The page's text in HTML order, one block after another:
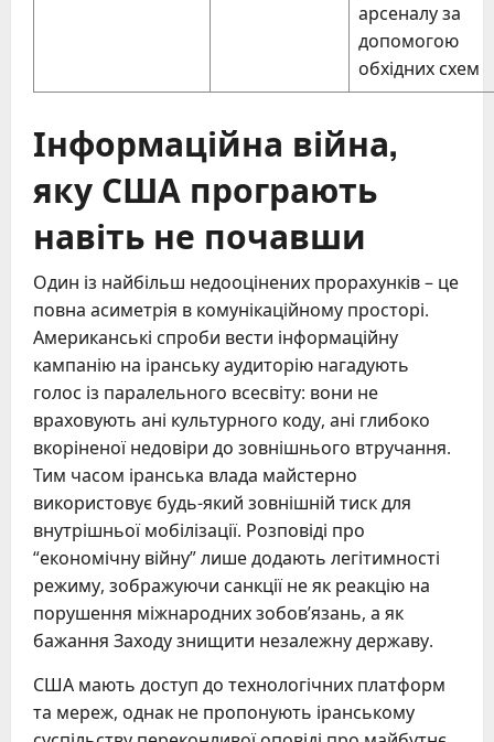
арсеналу за
допомогою
обхідних схем
Інформаційна війна,
яку США програють
навіть не почавши
Один із найбільш недооцінених прорахунків – це
повна асиметрія в комунікаційному просторі.
Американські спроби вести інформаційну
кампанію на іранську аудиторію нагадують
голос із паралельного всесвіту: вони не
враховують ані культурного коду, ані глибоко
вкоріненої недовіри до зовнішнього втручання.
Тим часом іранська влада майстерно
використовує будь-який зовнішній тиск для
внутрішньої мобілізації. Розповіді про
“економічну війну” лише додають легітимності
режиму, зображуючи санкції не як реакцію на
порушення міжнародних зобов’язань, а як
бажання Заходу знищити незалежну державу.
США мають доступ до технологічних платформ
та мереж, однак не пропонують іранському